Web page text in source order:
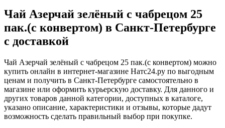
Чай Азерчай зелёный с чабрецом 25
пак.(с конвертом) в Санкт-Петербурге
с доставкой
Чай Азерчай зелёный с чабрецом 25 пак.(с конвертом) можно
купить онлайн в интернет-магазине Натс24.ру по выгодным
ценам и получить в Санкт-Петербурге самостоятельно в
магазине или оформить курьерскую доставку. Для данного и
других товаров данной категории, доступных в каталоге,
указано описание, характеристики и отзывы, которые дадут
возможность сделать правильный выбор при покупке.